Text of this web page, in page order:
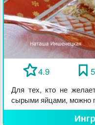
4.9
Для тех, кто не
сырыми яйцами, можно